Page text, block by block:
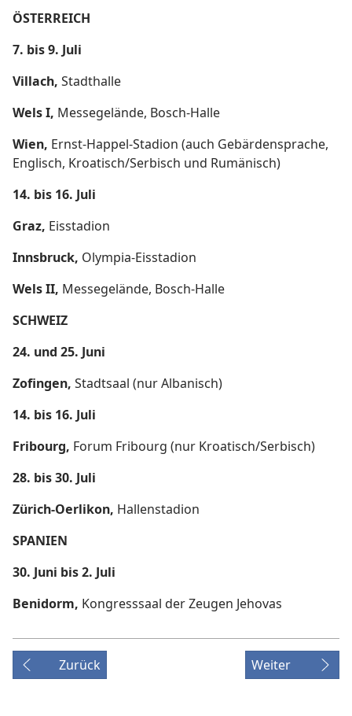
ÖSTERREICH
7. bis 9. Juli
Villach, Stadthalle
Wels I, Messegelände, Bosch-Halle
Wien, Ernst-Happel-Stadion (auch Gebärdensprache,
Englisch, Kroatisch/Serbisch und Rumänisch)
14. bis 16. Juli
Graz, Eisstadion
Innsbruck, Olympia-Eisstadion
Wels II, Messegelände, Bosch-Halle
SCHWEIZ
24. und 25. Juni
Zofingen, Stadtsaal (nur Albanisch)
14. bis 16. Juli
Fribourg, Forum Fribourg (nur Kroatisch/Serbisch)
28. bis 30. Juli
Zürich-Oerlikon, Hallenstadion
SPANIEN
30. Juni bis 2. Juli
Benidorm, Kongresssaal der Zeugen Jehovas
Zurück Weiter